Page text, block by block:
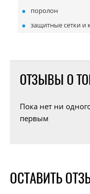
поролон
защитные сетки и
ОТЗЫВЫ О
Пока нет ни
первым
ОСТАВИТЬ